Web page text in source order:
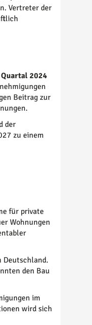
Vertreter der
2024
Beitrag zur
der
zu einem
für private
Wohnungen
Deutschland.
den Bau
im
wird sich